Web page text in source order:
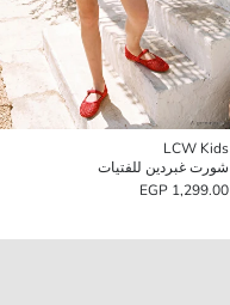
LCW Kids
شورت غبردين للفتيات
1,299.00 EGP